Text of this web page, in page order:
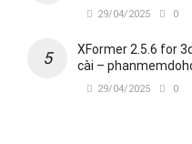
29/04/2025 0
XFormer 2.5.6 for
cài –
29/04/2025 0